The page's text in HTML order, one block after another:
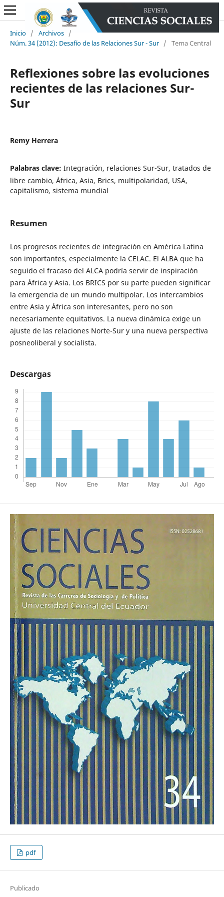
Inicio / Archivos /
Núm. 34 (2012): Desafío de las Relaciones Sur - Sur / Tema Central
Reflexiones sobre las evoluciones
recientes de las relaciones Sur-
Sur
Remy Herrera
Palabras clave: Integración, relaciones Sur-Sur, tratados de
libre cambio, África, Asia, Brics, multipolaridad, USA,
capitalismo, sistema mundial
Resumen
Los progresos recientes de integración en América Latina
son importantes, especialmente la CELAC. El ALBA que ha
seguido el fracaso del ALCA podría servir de inspiración
para África y Asia. Los BRICS por su parte pueden significar
la emergencia de un mundo multipolar. Los intercambios
entre Asia y África son interesantes, pero no son
necesariamente equitativos. La nueva dinámica exige un
ajuste de las relaciones Norte-Sur y una nueva perspectiva
posneoliberal y socialista.
Descargas
pdf
Publicado